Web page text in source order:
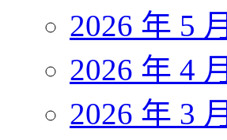
2026 年 5 月
2026 年 4 月
2026 年 3 月